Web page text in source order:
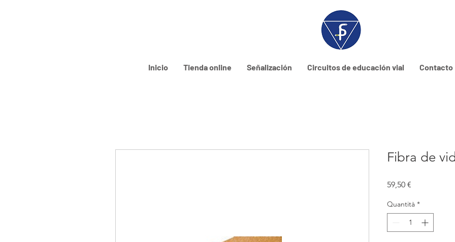
Inicio Tienda online Señalización Circuitos de educación vial Contacto
Fibra de
59,50 €
Quantità *